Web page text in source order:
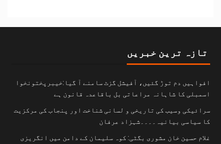
تازہ ترین خبریں
افواہیں دم توڑ گئیں، آفیشل گزٹ سامنے آ گیا:خیبرپختونخوا
اسمبلی کا شاہانہ مراعاتی بل باقاعدہ قانون ہے
سرائیکی وسیب کی تاریخی و لسانی شناخت اور پنجاب کی مرکزیت
کا سیاسی بیانیہ۔۔۔۔شہزاد عرفان
غلام حسین خان مشوری بگٹی: کوہ سلیمان کے دامن میں انگریزی